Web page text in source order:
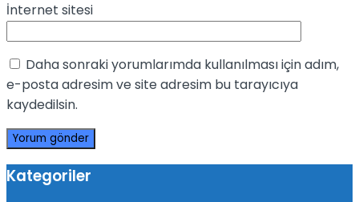
İnternet sitesi
Daha sonraki yorumlarımda kullanılması için adım,
e-posta adresim ve site adresim bu tarayıcıya
kaydedilsin.
Kategoriler